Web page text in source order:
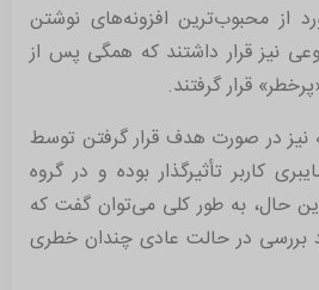
این افزونه‌ها ۱۰ مورد از محبوب‌ترین افزونه‌های نوشتن
نیز قرار داشتند که همگی پس از
قرار گرفتند.
این ۷۰ افزونه نیز در صورت هدف قرار گرفتن توسط
کاربر تأثیرگذار بوده و در گروه
حال، به طور کلی می‌توان گفت که
بررسی در حالت عادی چندان خطری